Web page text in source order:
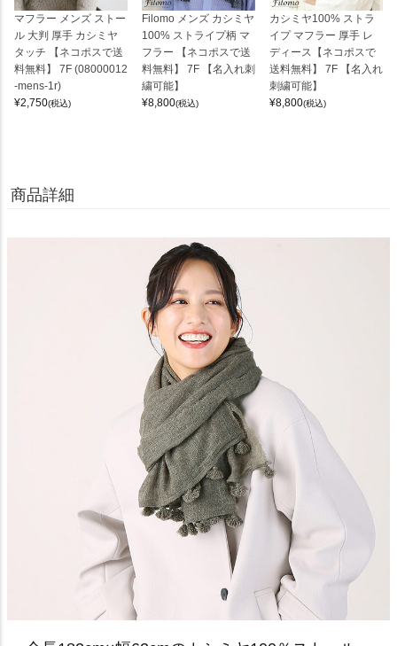
マフラー メンズ ストー
ル 大判 厚手 カシミヤ
タッチ 【ネコポスで送
料無料】 7F (08000012
-mens-1r)
¥2,750(税込)
Filomo メンズ カシミヤ
100% ストライプ柄 マ
フラー 【ネコポスで送
料無料】 7F 【名入れ刺
繍可能】
¥8,800(税込)
カシミヤ100% ストラ
イプ マフラー 厚手 レ
ディース【ネコポスで
送料無料】 7F 【名入れ
刺繍可能】
¥8,800(税込)
商品詳細